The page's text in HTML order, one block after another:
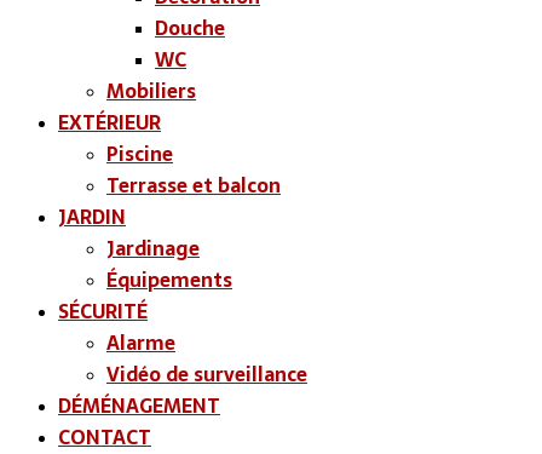
Douche
WC
Mobiliers
EXTÉRIEUR
Piscine
Terrasse et balcon
JARDIN
Jardinage
Équipements
SÉCURITÉ
Alarme
Vidéo de surveillance
DÉMÉNAGEMENT
CONTACT